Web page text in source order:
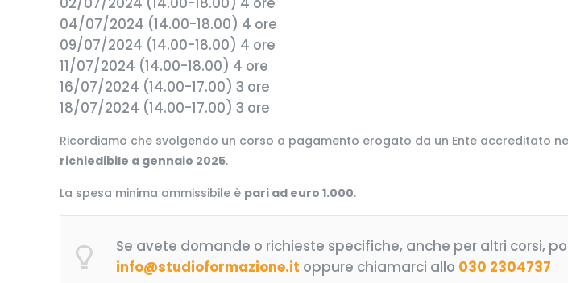
04/07/2024 (14.00-18.00) 4 ore
09/07/2024 (14.00-18.00) 4 ore
11/07/2024 (14.00-18.00) 4 ore
16/07/2024 (14.00-17.00) 3 ore
18/07/2024 (14.00-17.00) 3 ore
Ricordiamo che svolgendo un corso a pagamento erogato da un Ente accreditato
richiedibile a gennaio 2025.
La spesa minima ammissibile è pari ad euro 1.000.
Se avete domande o richieste specifiche, anche per altri corsi,
info@studioformazione.it oppure chiamarci allo 030 2304737